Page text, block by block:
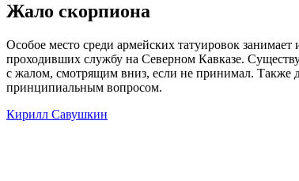
Жало скорпиона
Особое место среди армейских татуировок
проходивших службу на Северном Кавказе.
с жалом, смотрящим вниз, если не принимал. Также
принципиальным вопросом.
Кирилл Савушкин